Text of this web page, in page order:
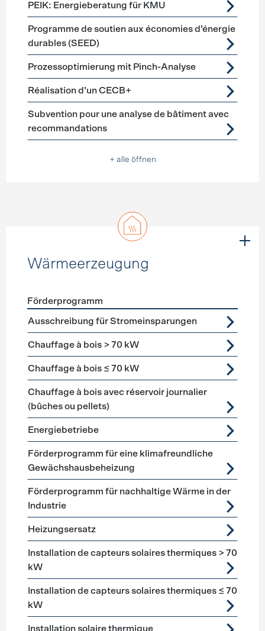
PEIK: Energieberatung für KMU
Programme de soutien aux économies d’énergie
durables (SEED)
Prozessoptimierung mit Pinch-Analyse
Réalisation d’un CECB+
Subvention pour une analyse de bâtiment avec
recommandations
+ alle öffnen
Wärmeerzeugung
Förderprogramme Wärmeerzeugung
Förderprogramm
Ausschreibung für Stromeinsparungen
Chauffage à bois > 70 kW
Chauffage à bois ≤ 70 kW
Chauffage à bois avec réservoir journalier
(bûches ou pellets)
Energiebetriebe
Förderprogramm für eine klimafreundliche
Gewächshausbeheizung
Förderprogramm für nachhaltige Wärme in der
Industrie
Heizungsersatz
Installation de capteurs solaires thermiques > 70
kW
Installation de capteurs solaires thermiques ≤ 70
kW
Installation solaire thermique